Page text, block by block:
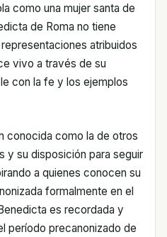
como una mujer santa de
de Roma no tiene
atribuidos
vivo a través de su
con la fe y los ejemplos
conocida como la de otros
y su disposición para seguir
a quienes conocen su
formalmente en el
es recordada y
período precanonizado de